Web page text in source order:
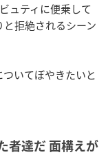
ュティに便乗して
拒絶されるシーン
いてぼやきたいと
者達だ 面構えが